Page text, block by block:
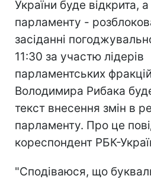
України буде відкрита,
парламенту -
засіданні
11:30 за участю лідерів
парламентських
Володимира Рибака
текст внесення змін в
парламенту. Про це
кореспондент РБК-
"Сподіваюся, що